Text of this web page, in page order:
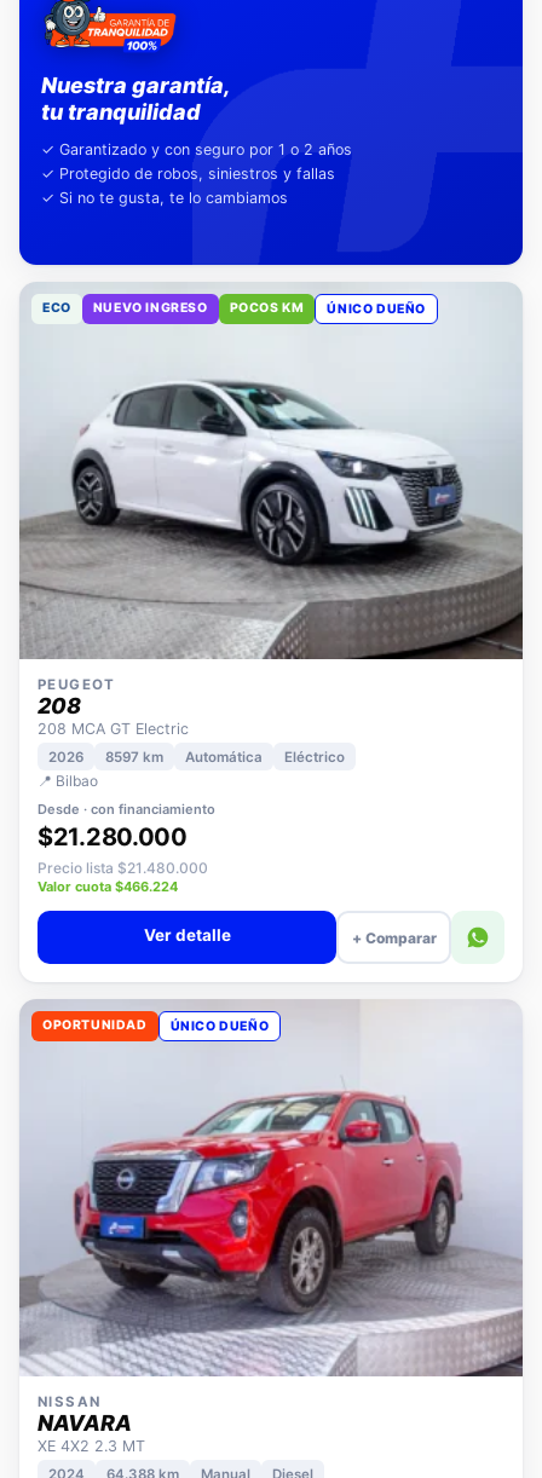
Nuestra garantía,
✓ Garantizado y con seguro por 1 o 2 años
✓ Protegido de robos, siniestros y fallas
NUEVO INGRESO POCOS KM
PEUGEOT
208
208 MCA GT Electric
2026
📍 Bilbao
Desde · con financiamiento
$21.280.000
Precio lista $21.480.000
Valor cuota $466.224
+ Comparar
OPORTUNIDAD
NISSAN
NAVARA
XE 4X2 2.3 MT